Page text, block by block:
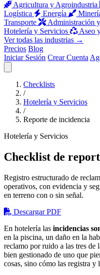
Agricultura y Agroindustria
Logística
Energía
Transporte
Administración
Hotelería y Servicios
Aseo
Ver todas las industrias →
Precios Blog
Iniciar Sesión Crear Cuenta
Checklists
/
Hotelería y Servicios
/
Reporte de incidencia
Hotelería y Servicios
Checklist de
Registro estructurado de
operativos, con evidencia y
en terreno con o sin señal.
Descargar PDF
En hotelería las incidencias
en la piscina, un daño en la
reclamo por ruido a las tres de
bien gestionado de uno que
cosas, sino cómo las registra y